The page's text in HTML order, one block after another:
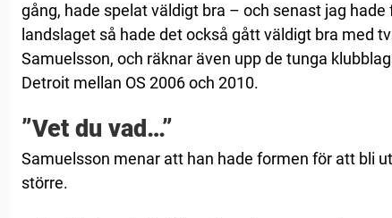
gång, hade spelat väldigt bra – och senast jag
landslaget så hade det också gått väldigt bra med
Samuelsson, och räknar även upp de tunga
Detroit mellan OS 2006 och 2010.
”Vet du vad…”
Samuelsson menar att han hade formen för att bli
större.